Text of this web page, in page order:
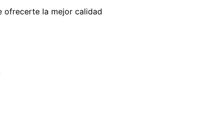
ofrecerte la mejor calidad